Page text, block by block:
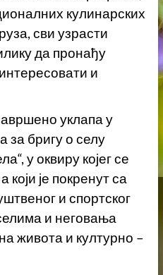
кулинарских
сви узрасти
да пронађу
и
уклапа у
за бригу о селу
у оквиру којег се
који је покренут са
и спортског
и неговања
живота и културно –